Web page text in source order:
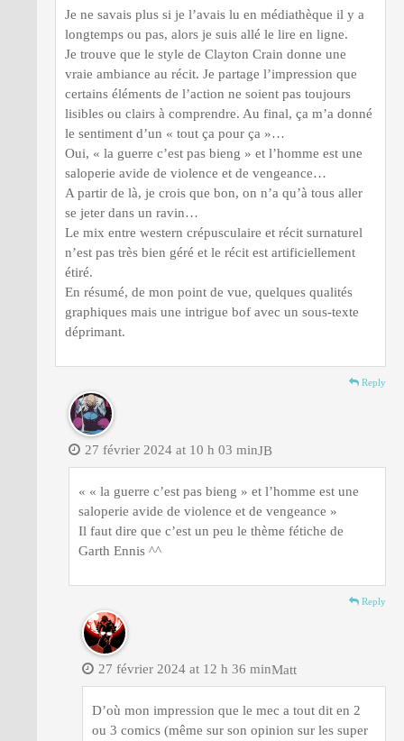
Je ne savais plus si je l’avais lu en médiathèque il y a
longtemps ou pas, alors je suis allé le lire en ligne.
Je trouve que le style de Clayton Crain donne une
vraie ambiance au récit. Je partage l’impression que
certains éléments de l’action ne soient pas toujours
lisibles ou clairs à comprendre. Au final, ça m’a donné
le sentiment d’un « tout ça pour ça »…
Oui, « la guerre c’est pas bieng » et l’homme est une
saloperie avide de violence et de vengeance…
A partir de là, je crois que bon, on n’a qu’à tous aller
se jeter dans un ravin…
Le mix entre western crépusculaire et récit surnaturel
n’est pas très bien géré et le récit est artificiellement
étiré.
En résumé, de mon point de vue, quelques qualités
graphiques mais une intrigue bof avec un sous-texte
déprimant.
Reply
JB
27 février 2024 at 10 h 03 min
« « la guerre c’est pas bieng » et l’homme est une
saloperie avide de violence et de vengeance »
Il faut dire que c’est un peu le thème fétiche de
Garth Ennis ^^
Reply
Matt
27 février 2024 at 12 h 36 min
D’où mon impression que le mec a tout dit en 2
ou 3 comics (même sur son opinion sur les super